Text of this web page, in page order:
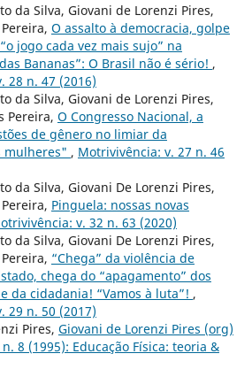
da Silva, Giovani de Lorenzi Pires,
O assalto à democracia, golpe
jogo cada vez mais sujo” na
Bananas”: O Brasil não é sério! ,
28 n. 47 (2016)
da Silva, Giovani de Lorenzi Pires,
Pereira, O Congresso Nacional, a
de gênero no limiar da
mulheres" , Motrivivência: v. 27 n. 46
da Silva, Giovani De Lorenzi Pires,
Pinguela: nossas novas
v. 32 n. 63 (2020)
da Silva, Giovani De Lorenzi Pires,
“Chega” da violência de
chega do “apagamento” dos
da cidadania! “Vamos à luta”! ,
29 n. 50 (2017)
Pires, Giovani de Lorenzi Pires (org)
8 (1995): Educação Física: teoria &